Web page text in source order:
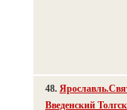
48.
Введенский